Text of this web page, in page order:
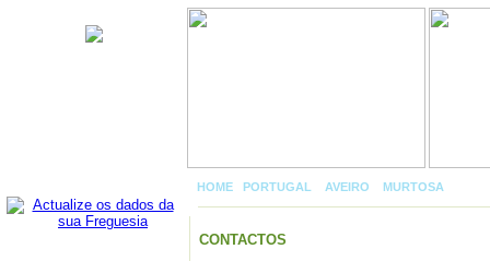
HOME PORTUGAL AVEIRO MURTOSA
CONTACTOS